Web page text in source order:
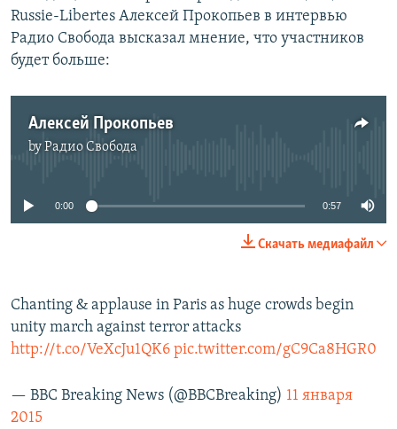
Russie-Libertes Алексей Прокопьев в интервью
Радио Свобода высказал мнение, что участников
будет больше:
Алексей Прокопьев
byРадио Свобода
No media source currently available
0:00 0:57
Скачать медиафайл
Chanting & applause in Paris as huge crowds begin
unity march against terror attacks
http://t.co/VeXcJu1QK6 pic.twitter.com/gC9Ca8HGR0
— BBC Breaking News (@BBCBreaking) 11 января
2015